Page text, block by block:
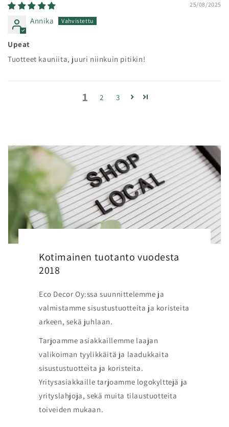
25/08/2025
Annika
Upeat
Tuotteet kauniita, juuri niinkuin pitikin!
1 2 3
Kotimainen tuotanto vuodesta
2018
Eco Decor Oy:ssa suunnittelemme ja
valmistamme sisustustuotteita ja koristeita
arkeen, sekä juhlaan.
Tarjoamme asiakkaillemme laajan
valikoiman tyylikkäitä ja laadukkaita
sisustustuotteita ja koristeita.
Yritysasiakkaille tarjoamme logokylttejä ja
yrityslahjoja, sekä muita tilaustuotteita
toiveiden mukaan.